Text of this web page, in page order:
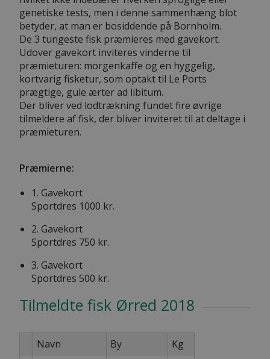
genetiske tests, men i denne sammenhæng blot
betyder, at man er bosiddende på Bornholm.
De 3 tungeste fisk præmieres med gavekort.
Udover gavekort inviteres vinderne til
præmieturen: morgenkaffe og en hyggelig,
kortvarig fisketur, som optakt til Le Ports
prægtige, gule ærter ad libitum.
Der bliver ved lodtrækning fundet fire øvrige
tilmeldere af fisk, der bliver inviteret til at deltage i
præmieturen.
Præmierne:
1. Gavekort
Sportdres 1000 kr.
2. Gavekort
Sportdres 750 kr.
3. Gavekort
Sportdres 500 kr.
Tilmeldte fisk Ørred 2018
Navn By Kg